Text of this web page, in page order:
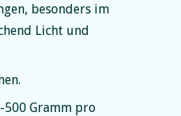
besonders im
Licht und
500 Gramm pro